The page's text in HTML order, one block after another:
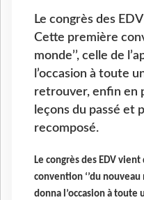
Le congrès des
Cette première
monde’’, celle de
l’occasion à toute
retrouver, enfin en
leçons du passé et
recomposé.
Le congrès des EDV
convention ‘’du nouveau
donna l’occasion à toute